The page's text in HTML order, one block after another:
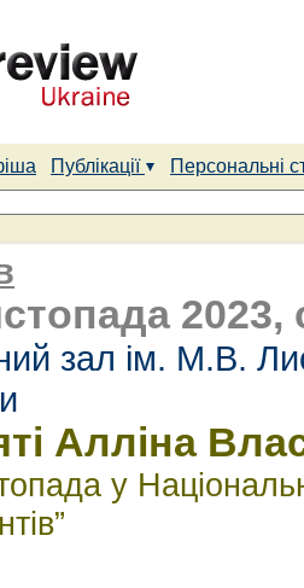
Публікації
Персональні
2023,
зал ім. М.В.
Алліна
у